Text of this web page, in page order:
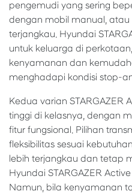
pengemudi yang sering
dengan mobil manual,
terjangkau. Hyundai
untuk keluarga di
kenyamanan dan
menghadapi kondisi stop-
Kedua varian STARGAZER
tinggi di kelasnya, dengan
fitur fungsional. Pilihan
fleksibilitas sesuai
lebih terjangkau dan tetap
Hyundai STARGAZER
Namun, bila kenyamanan